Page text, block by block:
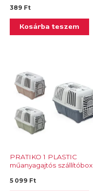
389 Ft
Kosárba teszem
PRATIKO 1 PLASTIC
műanyagajtós szállítóbox
5 099 Ft